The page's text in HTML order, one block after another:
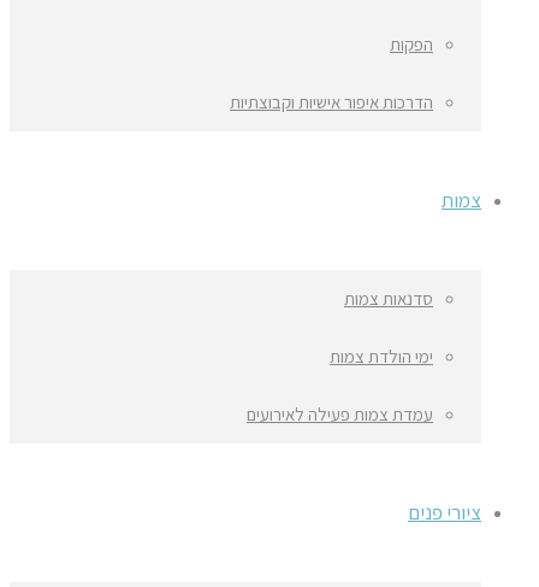
הפקות
הדרכות איפור אישיות וקבוצתיות
צמות
סדנאות צמות
ימי הולדת צמות
עמדת צמות פעילה לאירועים
ציורי פנים